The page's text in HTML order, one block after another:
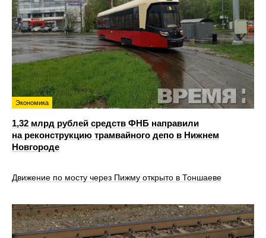
Экономика
1,32 млрд рублей средств ФНБ направили
на реконструкцию трамвайного депо в Нижнем
Новгороде
Движение по мосту через Пижму открыто в Тоншаеве